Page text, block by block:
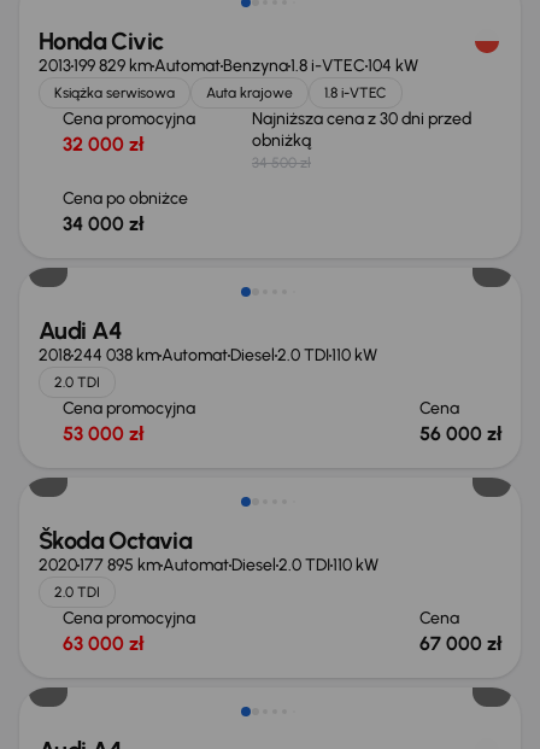
Honda Civic
2013199 829 kmAutomatBenzyna1.8 i-VTEC104 kW
Książka serwisowa Auta krajowe 1.8 i-VTEC
Cena promocyjna
32 000 zł
Najniższa cena z 30 dni przed
obniżką
34 500 zł
Cena po obniżce
34 000 zł
Audi A4
2018244 038 kmAutomatDiesel2.0 TDI110 kW
2.0 TDI
Cena promocyjna
53 000 zł
Cena
56 000 zł
Škoda Octavia
2020177 895 kmAutomatDiesel2.0 TDI110 kW
2.0 TDI
Cena promocyjna
63 000 zł
Cena
67 000 zł